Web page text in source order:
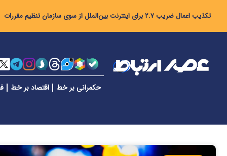
تکذیب اعمال ضریب ۲.۷ برای اینترنت بین‌الملل از سوی سازمان تنظیم مقررات
حکمرانی بر خط اقتصاد بر خط